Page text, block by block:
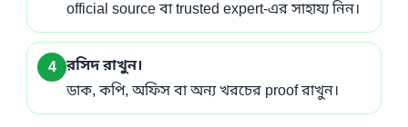
official source বা trusted expert-এর সাহায্য নিন।
রসিদ রাখুন।
ডাক, কপি, অফিস বা অন্য খরচের proof রাখুন।